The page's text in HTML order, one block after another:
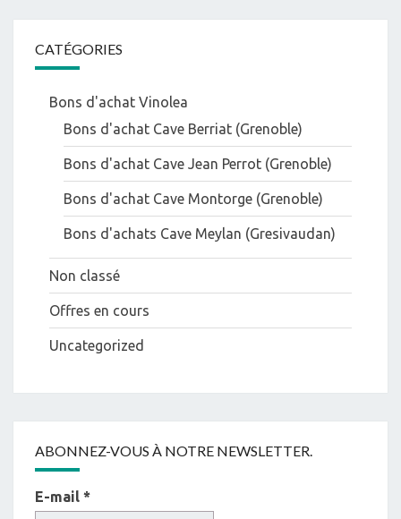
CATÉGORIES
Bons d'achat Vinolea
Bons d'achat Cave Berriat (Grenoble)
Bons d'achat Cave Jean Perrot (Grenoble)
Bons d'achat Cave Montorge (Grenoble)
Bons d'achats Cave Meylan (Gresivaudan)
Non classé
Offres en cours
Uncategorized
ABONNEZ-VOUS À NOTRE NEWSLETTER.
E-mail *